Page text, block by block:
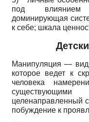
под влиянием
доминирующая
к себе; шкала
Манипуляция — вид
которое ведет к
человека
целенаправленный
побуждение к